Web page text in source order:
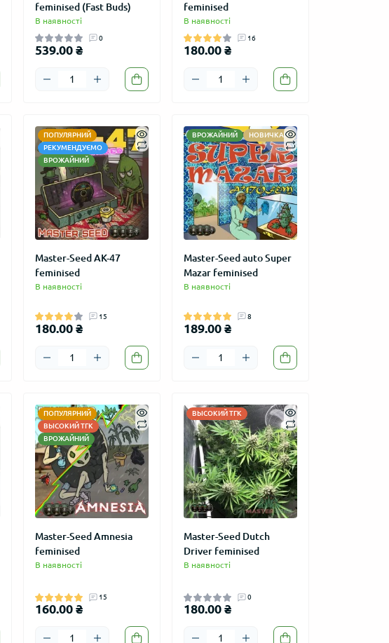
feminised (Fast Buds)
В наявності
0
539.00 ₴
feminised
В наявності
16
180.00 ₴
ПОПУЛЯРНИЙ
РЕКУМЕНДУЄМО
ВРОЖАЙНИЙ
Master-Seed АК-47
feminised
В наявності
15
180.00 ₴
ВРОЖАЙНИЙ НОВИЧКАМ
Master-Seed auto Super
Mazar feminised
В наявності
8
189.00 ₴
ПОПУЛЯРНИЙ
ВЫСОКИЙ ТГК
ВРОЖАЙНИЙ
Master-Seed Amnesia
feminised
В наявності
15
160.00 ₴
ВЫСОКИЙ ТГК
Master-Seed Dutch
Driver feminised
В наявності
0
180.00 ₴